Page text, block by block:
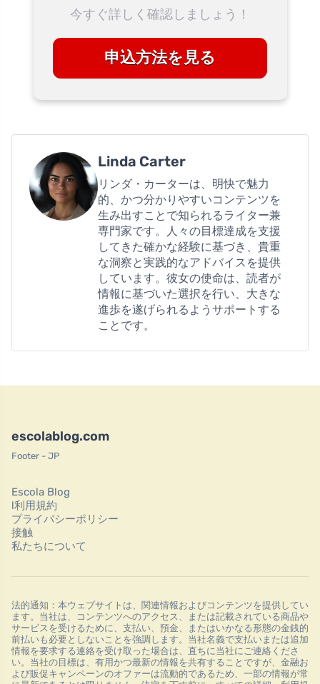
今すぐ詳しく確認しましょう！
申込方法を見る
Linda Carter
リンダ・カーターは、明快で魅力
的、かつ分かりやすいコンテンツを
生み出すことで知られるライター兼
専門家です。人々の目標達成を支援
してきた確かな経験に基づき、貴重
な洞察と実践的なアドバイスを提供
しています。彼女の使命は、読者が
情報に基づいた選択を行い、大きな
進歩を遂げられるようサポートする
ことです。
escolablog.com
Footer - JP
Escola Blog
l利用規約
プライバシーポリシー
接触
私たちについて
法的通知：本ウェブサイトは、関連情報およびコンテンツを提供してい
ます。当社は、コンテンツへのアクセス、または記載されている商品や
サービスを受けるために、支払い、預金、またはいかなる形態の金銭的
前払いも必要としないことを強調します。当社名義で支払いまたは追加
情報を要求する連絡を受け取った場合は、直ちに当社にご連絡くださ
い。当社の目標は、有用かつ最新の情報を共有することですが、金融お
よび販促キャンペーンのオファーは流動的であるため、一部の情報が常